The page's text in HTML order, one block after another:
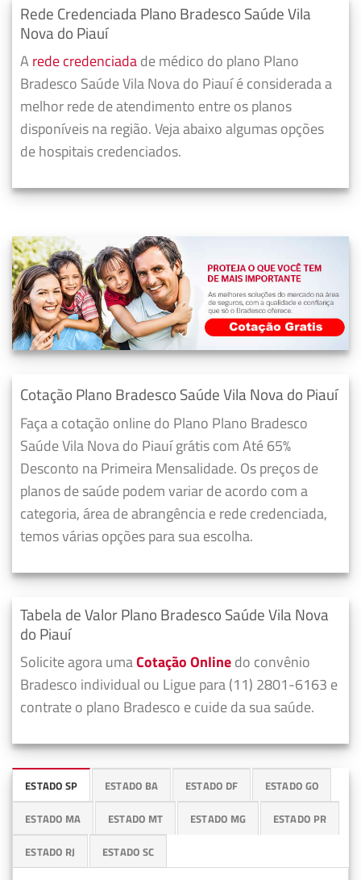
Rede Credenciada Plano Bradesco Saúde Vila
Nova do Piauí
A rede credenciadade médico do plano Plano
Bradesco Saúde Vila Nova do Piauí é considerada a
melhor rede de atendimento entre os planos
disponíveis na região. Veja abaixo algumas opções
de hospitais credenciados.
Cotação Plano Bradesco Saúde Vila Nova do Piauí
Faça a cotação online do Plano Plano Bradesco
Saúde Vila Nova do Piauí grátis com Até 65%
Desconto na Primeira Mensalidade. Os preços de
planos de saúde podem variar de acordo com a
categoria, área de abrangência e rede credenciada,
temos várias opções para sua escolha.
Tabela de Valor Plano Bradesco Saúde Vila Nova
do Piauí
Solicite agora umaCotação Onlinedo convênio
Bradesco individual ou Ligue para (11) 2801-6163 e
contrate o plano Bradesco e cuide da sua saúde.
ESTADO SP ESTADO BA ESTADO DF ESTADO GO
ESTADO MA ESTADO MT ESTADO MG ESTADO PR
ESTADO RJ ESTADO SC